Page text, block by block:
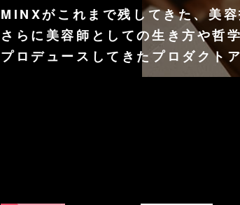
MINXがこれまで残してきた、美容
さらに美容師としての生き方や哲
プロデュースしてきたプロダクト